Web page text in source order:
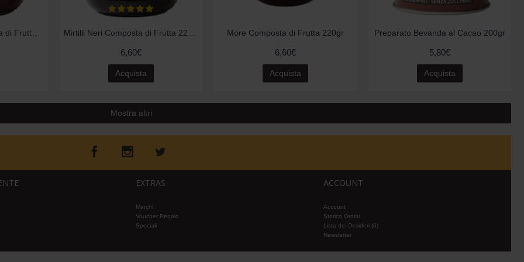
6,60€
Acquista
More Composta di Frutta 220gr
6,60€
Acquista
Preparato Bevanda al Cacao 200gr
5,80€
Acquista
Mostra altri
EXTRAS
Marchi
Voucher Regalo
Speciali
ACCOUNT
Account
Storico Ordini
Lista dei Desideri (0)
Newsletter